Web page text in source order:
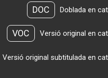
DOC Doblada en
VOC Versió original en
Versió original subtitulada en